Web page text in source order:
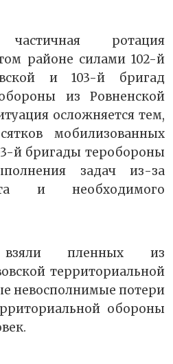
ротация
районе силами 102-й
и 103-й бригад
из Ровненской
осложняется тем,
мобилизованных
й бригады теробороны
задач из-за
и необходимого
пленных из
территориальной
невосполнимые потери
обороны